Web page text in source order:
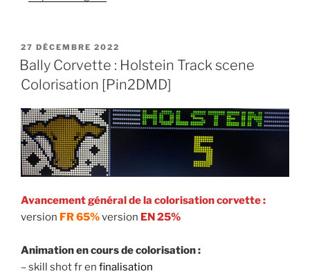
PUBLIÉ
LE
27 DÉCEMBRE 2022
Bally Corvette : Holstein Track scene
Colorisation [Pin2DMD]
Avancement général de la colorisation corvette :
version FR 65%version EN 25%
Animation en cours de colorisation :
– skill shot fr en finalisation